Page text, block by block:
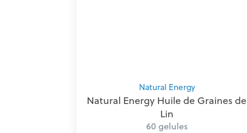
Natural Energy
Natural Energy Huile de Graines de
Lin
60 gelules